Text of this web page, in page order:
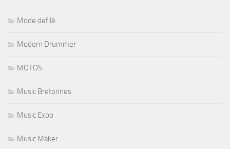
Mode defilé
Modern Drummer
MOTOS
Music Bretonnes
Music Expo
Music Maker